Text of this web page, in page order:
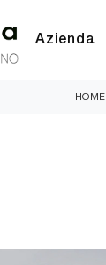
Azienda
HOME